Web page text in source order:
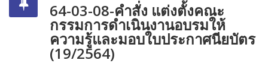
64-03-08-คำสั่ง แต่งตั้งคณะ
กรรมการดำเนินงานอบรมให้
ความรู้และมอบใบประกาศนียบัตร
(19/2564)